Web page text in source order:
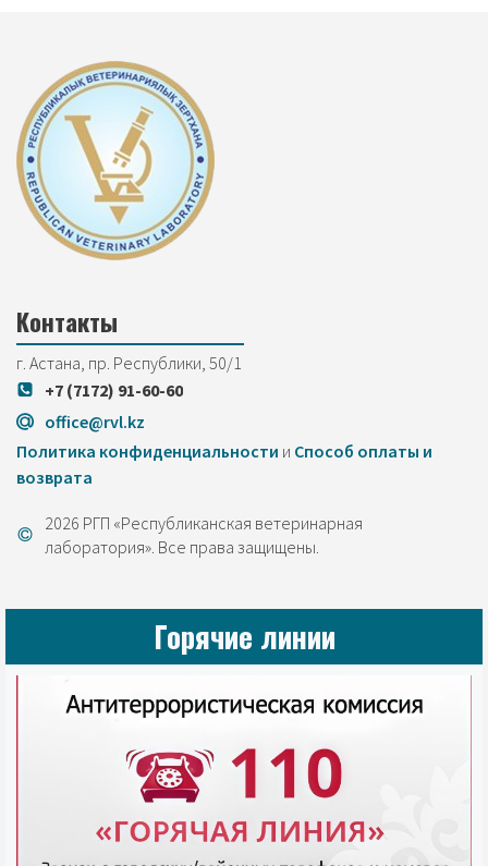
Контакты
г. Астана, пр. Республики, 50/1
+7 (7172) 91-60-60
office@rvl.kz
Политика конфиденциальности и Cпособ оплаты и
возврата
2026 РГП «Республиканская ветеринарная
лаборатория». Все права защищены.
Горячие линии